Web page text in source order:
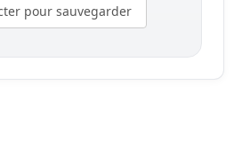
pour sauvegarder